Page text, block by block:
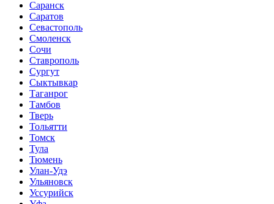
Саранск
Саратов
Севастополь
Смоленск
Сочи
Ставрополь
Сургут
Сыктывкар
Таганрог
Тамбов
Тверь
Тольятти
Томск
Тула
Тюмень
Улан-Удэ
Ульяновск
Уссурийск